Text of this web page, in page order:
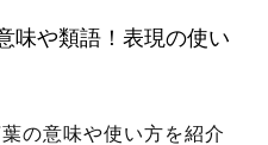
味や類語！表現の使い
の意味や使い方を紹介